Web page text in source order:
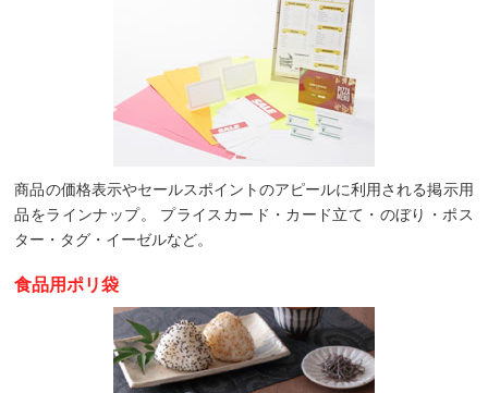
商品の価格表示やセールスポイントのアピールに利用される掲示用
品をラインナップ。 プライスカード・カード立て・のぼり・ポス
ター・タグ・イーゼルなど。
食品用ポリ袋